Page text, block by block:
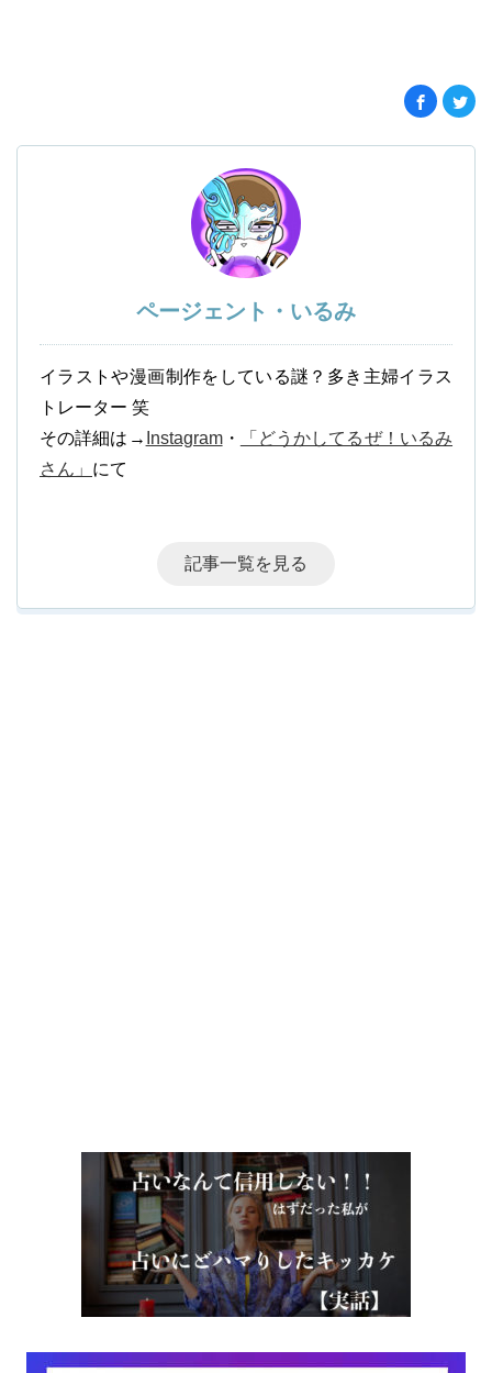
ページェント・いるみ
イラストや漫画制作をしている謎？多き主婦イラス
トレーター 笑
その詳細は→ Instagram・
「どうかしてるぜ！いるみ
さん」 にて
記事一覧を見る